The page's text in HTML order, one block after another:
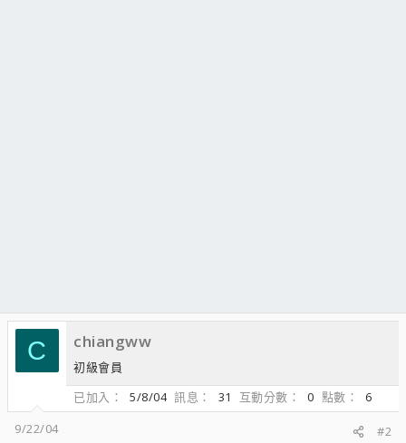
C chiangww
初級會員
已加入
5/8/04 訊息 31 互動分數 0 點數
6
9/22/04
#2